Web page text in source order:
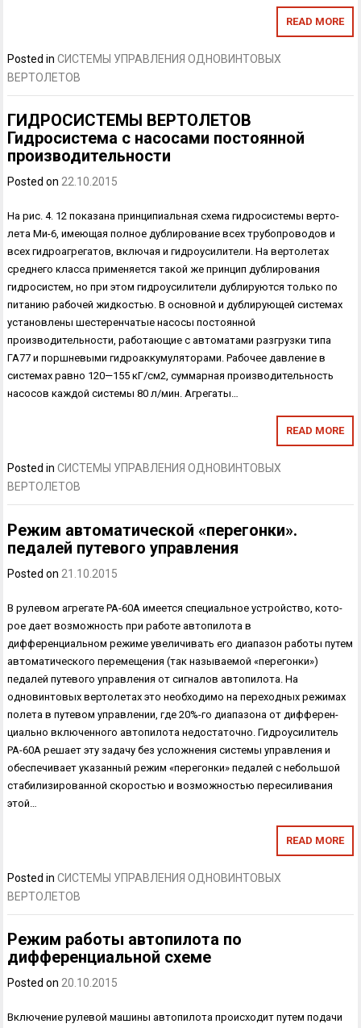
READ MORE
Posted inСИСТЕМЫ УПРАВЛЕНИЯ ОДНОВИНТОВЫХ
ВЕРТОЛЕТОВ
ГИДРОСИСТЕМЫ ВЕРТОЛЕТОВ
Гидросистема с насосами постоянной
производительности
Posted on22.10.2015
На рис. 4. 12 показана принципиальная схема гидросистемы верто­
лета Ми-6, имеющая полное дублирование всех трубопроводов и
всех гидроагрегатов, включая и гидроусилители. На вертолетах
среднего класса применяется такой же принцип дуб­лирования
гидросистем, но при этом гидроусилители дублируются только по
питанию рабочей жидкостью. В основной и дублирующей системах
установлены шестеренчатые насосы постоянной
производительности, работающие с автоматами раз­грузки типа
ГА77 и поршневыми гидроаккумуляторами. Рабочее давле­ние в
системах равно 120—155 кГ/см2, суммарная производительность
насосов каждой системы 80 л/мин. Агрегаты…
READ MORE
Posted inСИСТЕМЫ УПРАВЛЕНИЯ ОДНОВИНТОВЫХ
ВЕРТОЛЕТОВ
Режим автоматической «перегонки».
педалей путевого управления
Posted on 21.10.2015
В рулевом агрегате РА-60А имеется специальное устройство, кото­
рое дает возможность при работе автопилота в
дифференциальном ре­жиме увеличивать его диапазон работы путем
автоматического переме­щения (так называемой «перегонки»)
педалей путевого управления от сигналов автопилота. На
одновинтовых вертолетах это необходимо на переходных режи­мах
полета в путевом управлении, где 20%-го диапазона от дифферен­
циально включенного автопилота недостаточно. Гидроусилитель
РА-60А решает эту задачу без усложнения системы управления и
обес­печивает указанный режим «перегонки» педалей с небольшой
стабили­зированной скоростью и возможностью пересиливания
этой…
READ MORE
Posted inСИСТЕМЫ УПРАВЛЕНИЯ ОДНОВИНТОВЫХ
ВЕРТОЛЕТОВ
Режим работы автопилота по
дифференциальной схеме
Posted on20.10.2015
Включение рулевой машины автопилота происходит путем подачи